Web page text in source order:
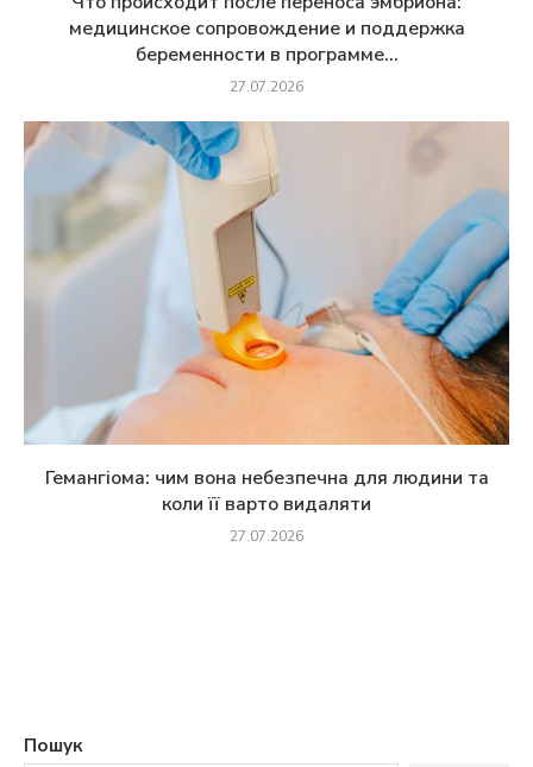
медицинское сопровождение и поддержка
беременности в программе...
27.07.2026
Гемангіома: чим вона небезпечна для людини та
коли її варто видаляти
27.07.2026
Пошук